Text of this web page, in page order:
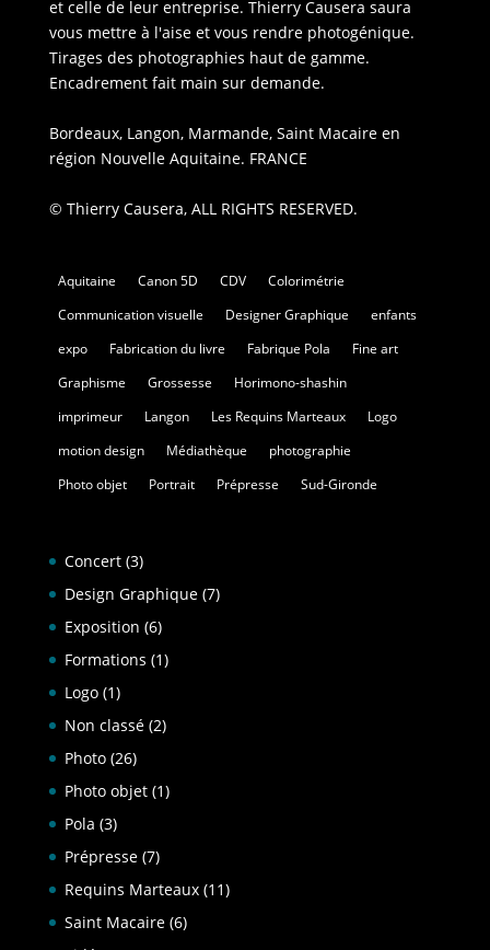
et celle de leur entreprise. Thierry Causera saura
vous mettre à l'aise et vous rendre photogénique.
Tirages des photographies haut de gamme.
Encadrement fait main sur demande.
Bordeaux, Langon, Marmande, Saint Macaire en
région Nouvelle Aquitaine. FRANCE
© Thierry Causera, ALL RIGHTS RESERVED.
Aquitaine Canon 5D CDV
Colorimétrie
Communication visuelle
Designer Graphique
enfants
expo
Fabrication du livre Fabrique Pola
Fine art
Graphisme
Grossesse
Horimono-shashin
imprimeur
Langon Les Requins Marteaux
Logo
motion design
Médiathèque
photographie
Photo objet
Portrait Prépresse Sud-Gironde
Concert(3)
Design Graphique(7)
Exposition (6)
Formations (1)
Logo(1)
Non classé(2)
Photo(26)
Photo objet(1)
Pola (3)
Prépresse(7)
Requins Marteaux(11)
Saint Macaire(6)